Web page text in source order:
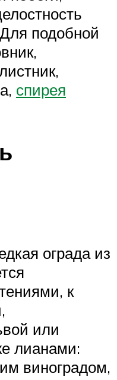
подобной
спирея
ограда из
к
или
лианами:
виноградом,